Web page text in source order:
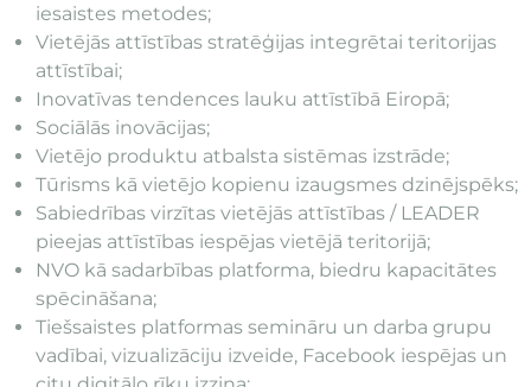
iesaistes metodes;
Vietējās attīstības stratēģijas integrētai teritorijas
attīstībai;
Inovatīvas tendences lauku attīstībā Eiropā;
Sociālās inovācijas;
Vietējo produktu atbalsta sistēmas izstrāde;
Tūrisms kā vietējo kopienu izaugsmes dzinējspēks;
Sabiedrības virzītas vietējās attīstības / LEADER
pieejas attīstības iespējas vietējā teritorijā;
NVO kā sadarbības platforma, biedru kapacitātes
spēcināšana;
Tiešsaistes platformas semināru un darba grupu
vadībai, vizualizāciju izveide, Facebook iespējas un